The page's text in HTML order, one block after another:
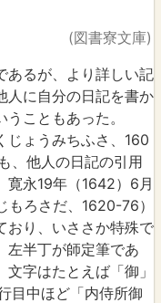
(図書寮文庫)
あるが、より詳しい記
人に自分の日記を書か
こともあった。
じょうみちふさ、160
、他人の日記の引用
寛永19年（1642）6月
もろさだ、1620-76）
おり、いささか特殊で
左半丁が師定筆であ
字はたとえば「御」
目中ほど「内侍所御